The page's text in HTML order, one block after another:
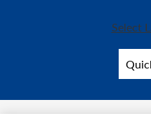
Select